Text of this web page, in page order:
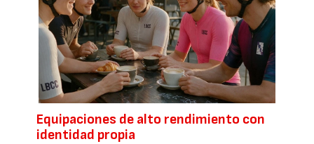
Equipaciones de alto rendimiento con
identidad propia